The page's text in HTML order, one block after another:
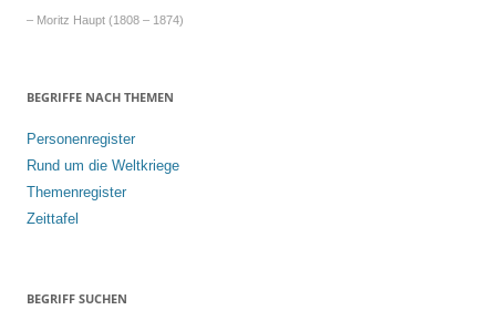
– Moritz Haupt (1808 – 1874)
BEGRIFFE NACH THEMEN
Personenregister
Rund um die Weltkriege
Themenregister
Zeittafel
BEGRIFF SUCHEN